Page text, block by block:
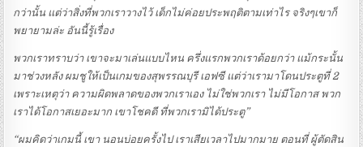
กว่านั้น แต่ว่าสิ่งที่พวกเราวางไว้ เด็กไม่ค่อยประพฤติตามเท่าไร จริงๆเขาก็
พยายามล่ะ อันนี้รู้เรื่อง
พวกเราทราบว่า เขาจะมาเล่นแบบไหน ครึ่งแรกพวกเราด้อยกว่า แม้กระนั้น
มาช่วงหลัง ผมชูให้เป็นเกมของสุพรรณบุรี เอฟซี แต่ว่าเรามาโดนประตูที่ 2
เพราะเหตุว่า ความผิดพลาดของพวกเราเอง ไม่ใช่พวกเรา ไม่มีโอกาส พวก
เราได้โอกาสเยอะมาก เขาโชคดี ที่พวกเรามิได้ประตู”
“ผมคิดว่าเกมนี้ เขา นอนบ่อยครั้งไป เราเสียเวลาไปมากมาย ตอนที่ ผู้ตัดสิน